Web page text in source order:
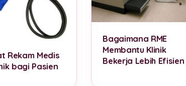
Rekam Medis
bagi Pasien
Bagaimana RME
Membantu Klinik
Bekerja Lebih Efisien